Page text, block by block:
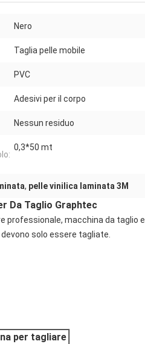
Nero
Taglia pelle mobile
PVC
Adesivi per il corpo
Nessun residuo
0,3*50 mt
, pelle vinilica laminata 3M
Da Taglio Graphtec
professionale, macchina da taglio e
solo essere tagliate.
per tagliare